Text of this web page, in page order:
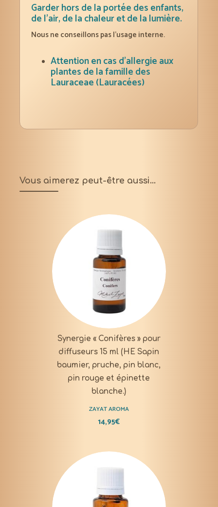
Garder hors de la portée des enfants,
de l’air, de la chaleur et de la lumière.
Nous ne conseillons pas l’usage interne.
Attention en cas d’allergie aux
plantes de la famille des
Lauraceae (Lauracées)
Vous aimerez peut-être aussi…
Synergie « Conifères » pour
diffuseurs 15 ml (HE Sapin
baumier, pruche, pin blanc,
pin rouge et épinette
blanche.)
ZAYAT AROMA
14,95€